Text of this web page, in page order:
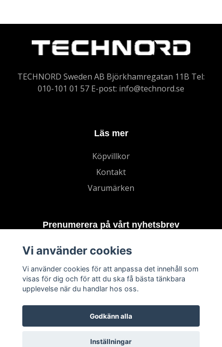
TECHNORD Sweden AB Björkhamregatan 11B Tel:
010-101 01 57 E-post: info@technord.se
Läs mer
Köpvillkor
Kontakt
Varumärken
Prenumerera på vårt nyhetsbrev
Vi använder cookies
Vi använder cookies för att anpassa det innehåll som
visas för dig och för att du ska få bästa tänkbara
upplevelse när du handlar hos oss.
Godkänn alla
Inställningar